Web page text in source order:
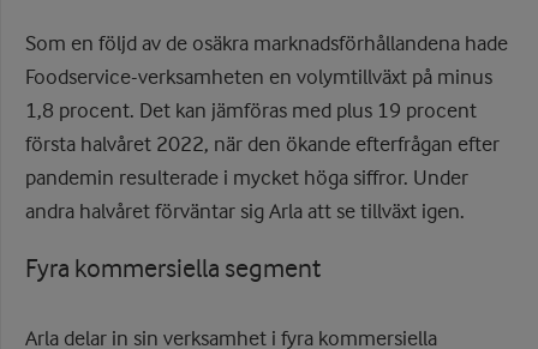
Som en följd av de osäkra marknadsförhållandena hade
Foodservice-verksamheten en volymtillväxt på minus
1,8 procent. Det kan jämföras med plus 19 procent
första halvåret 2022, när den ökande efterfrågan efter
pandemin resulterade i mycket höga siffror. Under
andra halvåret förväntar sig Arla att se tillväxt igen.
Fyra kommersiella segment
Arla delar in sin verksamhet i fyra kommersiella